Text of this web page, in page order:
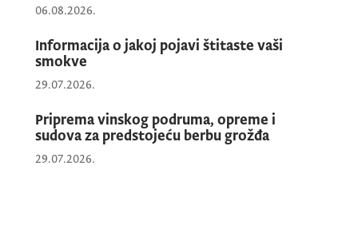
mjestima. Ostaci hrane i pretrpani kontejneri
divlje životinje, zbog čega se one sve češće
divljih životinja.
06.08.2026.
Informacija o jakoj pojavi štitaste vaši
smokve
29.07.2026.
Priprema vinskog podruma, opreme i
sudova za predstojeću berbu grožđa
29.07.2026.